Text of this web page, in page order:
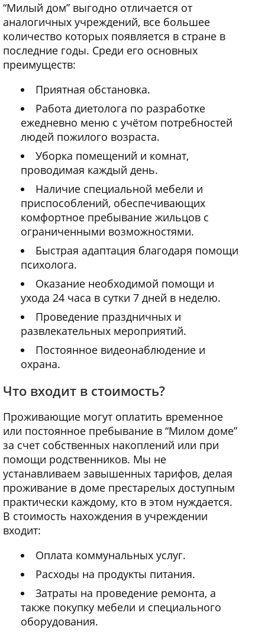
“Милый дом” выгодно отличается от
аналогичных учреждений, все большее
количество которых появляется в стране в
последние годы. Среди его основных
преимуществ:
Приятная обстановка.
Работа диетолога по разработке
ежедневно меню с учётом потребностей
людей пожилого возраста.
Уборка помещений и комнат,
проводимая каждый день.
Наличие специальной мебели и
приспособлений, обеспечивающих
комфортное пребывание жильцов с
ограниченными возможностями.
Быстрая адаптация благодаря помощи
психолога.
Оказание необходимой помощи и
ухода 24 часа в сутки 7 дней в неделю.
Проведение праздничных и
развлекательных мероприятий.
Постоянное видеонаблюдение и
охрана.
Что входит в стоимость?
Проживающие могут оплатить временное
или постоянное пребывание в “Милом доме”
за счет собственных накоплений или при
помощи родственников. Мы не
устанавливаем завышенных тарифов, делая
проживание в доме престарелых доступным
практически каждому, кто в этом нуждается.
В стоимость нахождения в учреждении
входит:
Оплата коммунальных услуг.
Расходы на продукты питания.
Затраты на проведение ремонта, а
также покупку мебели и специального
оборудования.